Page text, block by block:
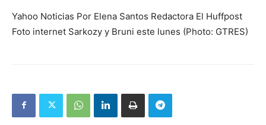
Yahoo Noticias Por Elena Santos Redactora El Huffpost
Foto internet Sarkozy y Bruni este lunes (Photo: GTRES)